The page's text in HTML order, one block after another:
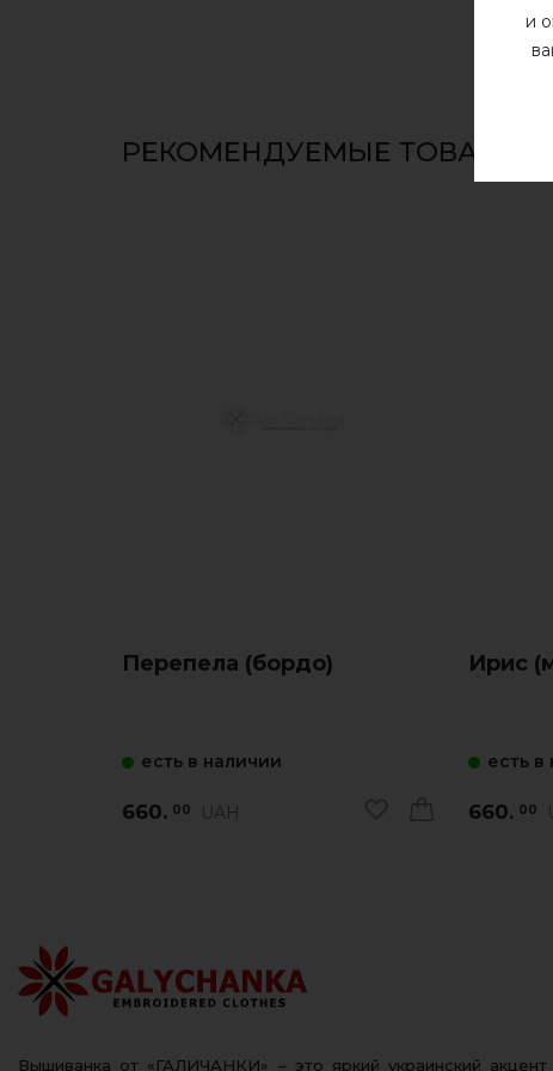
РЕКОМЕНДУЕМЫЕ ТОВАРЫ
Перепела (бордо)
есть в наличии
660. 00 UAH
Ирис
есть в
660. 00
Вышиванка от «ГАЛИЧАНКИ» – это яркий украинский
и